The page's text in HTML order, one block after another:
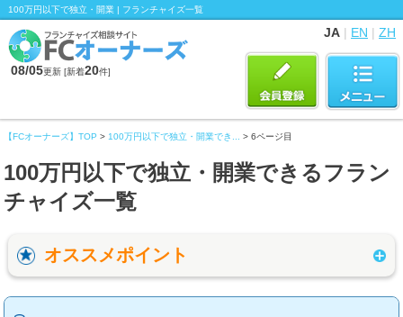
100万円以下で独立・開業 | フランチャイズ一覧
08/05更新 [新着20件]
JA | EN | ZH
【FCオーナーズ】TOP > 100万円以下で独立・開業でき...> 6ページ目
100万円以下で独立・開業できるフラン
チャイズ一覧
オススメポイント